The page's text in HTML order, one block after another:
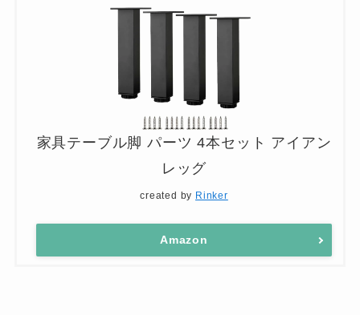
家具テーブル脚 パーツ 4本セット アイアン
レッグ
created by Rinker
Amazon